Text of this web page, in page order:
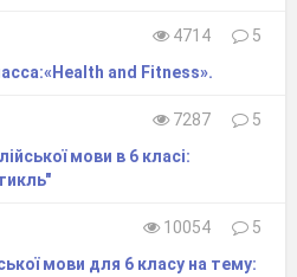
4714
5
and Fitness».
7287
5
мови в 6 класі:
10054
5
мови для 6 класу на тему: